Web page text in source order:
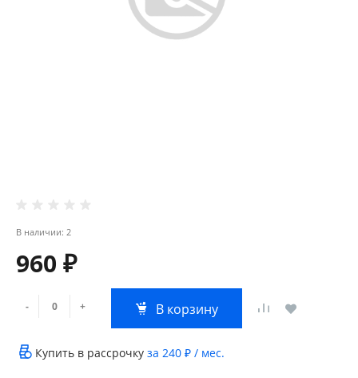
В наличии: 2
960 ₽
- + В корзину
Купить в рассрочку за 240 ₽ / мес.